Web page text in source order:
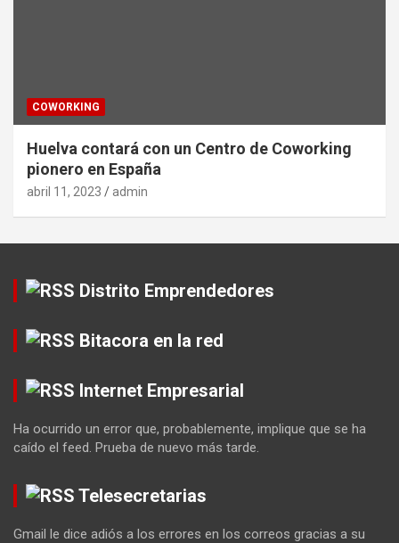
COWORKING
Huelva contará con un Centro de Coworking
pionero en España
abril 11, 2023 admin
Distrito Emprendedores
Bitacora en la red
Internet Empresarial
Ha ocurrido un error que, probablemente, implique que se ha
caído el feed. Prueba de nuevo más tarde.
Telesecretarias
Gmail le dice adiós a los errores en los correos gracias a su